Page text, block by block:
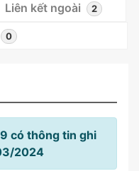
Liên kết ngoài 2
0
có thông tin ghi
2024